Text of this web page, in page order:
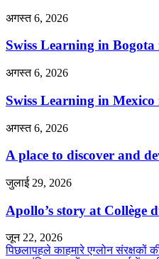
अगस्त 6, 2026
Swiss Learning in
अगस्त 6, 2026
Swiss Learning in
अगस्त 6, 2026
A place to discover and
जुलाई 29, 2026
Apollo’s story at Collège
जून 22, 2026
पिछलापहले काहमारे एग्लोन